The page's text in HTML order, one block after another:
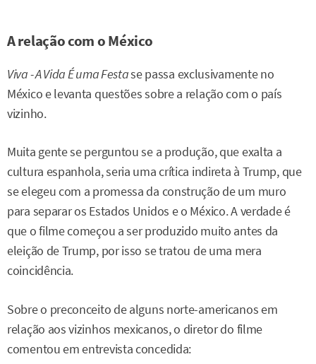
A relação com o México
Viva - A Vida É uma Festase passa exclusivamente no
México e levanta questões sobre a relação com o país
vizinho.
Muita gente se perguntou se a produção, que exalta a
cultura espanhola, seria uma crítica indireta à Trump, que
se elegeu com a promessa da construção de um muro
para separar os Estados Unidos e o México. A verdade é
que o filme começou a ser produzido muito antes da
eleição de Trump, por isso se tratou de uma mera
coincidência.
Sobre o preconceito de alguns norte-americanos em
relação aos vizinhos mexicanos, o diretor do filme
comentou em entrevista concedida: